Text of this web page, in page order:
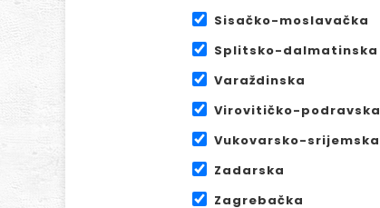
Sisačko-moslavačka
Splitsko-dalmatinska
Varaždinska
Virovitičko-podravska
Vukovarsko-srijemska
Zadarska
Zagrebačka